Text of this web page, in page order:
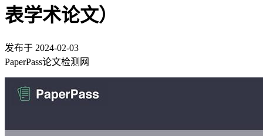
表学术论文）
发布于 2024-02-03
PaperPass论文检测网